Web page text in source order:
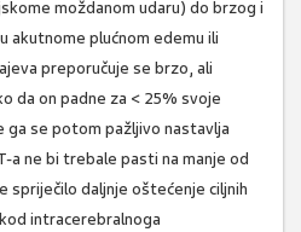
moždanom udaru) do brzog i
akutnome plućnom edemu ili
preporučuje se brzo, ali
da on padne za < 25% svoje
se potom pažljivo nastavlja
a ne bi trebale pasti na manje od
spriječilo daljnje oštećenje ciljnih
intracerebralnoga